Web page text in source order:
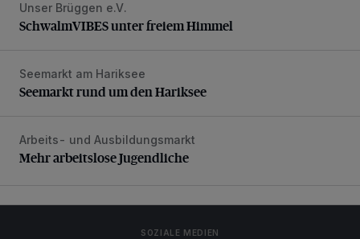
SchwalmVIBES unter freiem Himmel
Unser Brüggen e.V.
SchwalmVIBES unter freiem Himmel
Seemarkt rund um den Hariksee
Seemarkt am Hariksee
Seemarkt rund um den Hariksee
Mehr arbeitslose Jugendliche
Arbeits- und Ausbildungsmarkt
Mehr arbeitslose Jugendliche
SOZIALE MEDIEN